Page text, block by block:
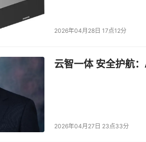
2026年04月28日 17点12分
云智一体 安全护航
2026年04月27日 23点33分